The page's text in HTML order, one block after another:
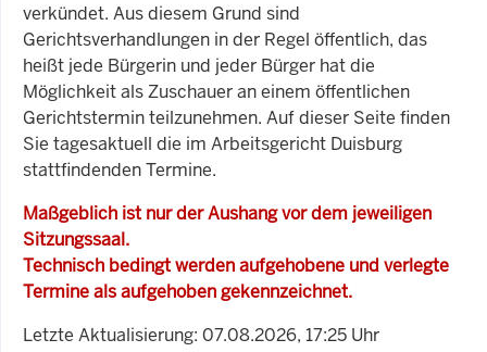
verkündet. Aus diesem Grund sind
Gerichtsverhandlungen in der Regel öffentlich, das
heißt jede Bürgerin und jeder Bürger hat die
Möglichkeit als Zuschauer an einem öffentlichen
Gerichtstermin teilzunehmen. Auf dieser Seite finden
Sie tagesaktuell die im Arbeitsgericht Duisburg
stattfindenden Termine.
Maßgeblich ist nur der Aushang vor dem jeweiligen
Sitzungssaal.
Technisch bedingt werden aufgehobene und verlegte
Termine als aufgehoben gekennzeichnet.
Letzte Aktualisierung: 07.08.2026, 17:25 Uhr